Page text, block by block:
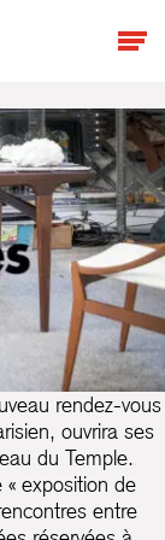
rendez-vous
ouvrira ses
du Temple.
exposition de
entre